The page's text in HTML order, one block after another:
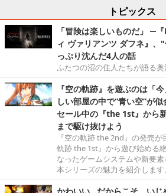
トピックス
「冒険は楽しいものだ」 ─
ィ ヴァリアンツ ダフネ』
っぷり沈んだ4人の話
ふたつの沼の住人たちが語る奥
『空の軌跡』を遊ぶのは「
しい部屋の中で“青い空”が
セール中の『the 1st』から
まで駆け抜けよう
『空の軌跡 the 2nd』の発売
軌跡 the 1st』から遊び始める
なったゲームシステムや新要
本シリーズの魅力を紹介します。